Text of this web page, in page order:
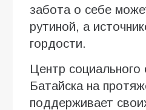
забота о себе
рутиной, а
гордости.
Центр социального
Батайска на
поддерживает